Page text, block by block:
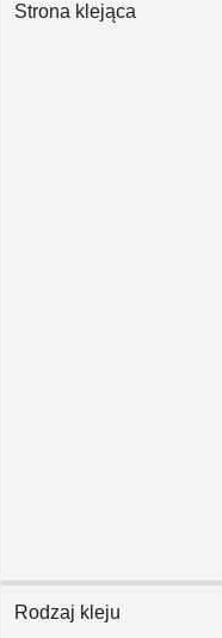
Strona klejąca
Rodzaj kleju